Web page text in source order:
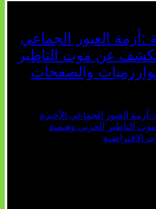
العبور الجماعي
تكشف عن موت التاطير
والصفحات